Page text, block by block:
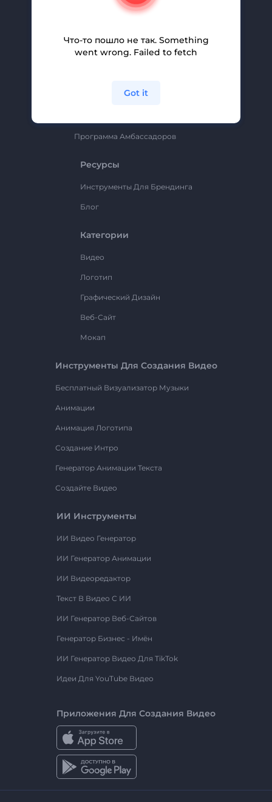
Помощь И Поддержка
Партнерская Программа
Политика Конфиденциальности
Программа Амбассадоров
Ресурсы
Инструменты Для Брендинга
Блог
Категории
Видео
Логотип
Графический Дизайн
Веб-Сайт
Мокап
Инструменты Для Создания Видео
Бесплатный Визуализатор Музыки
Анимации
Анимация Логотипа
Создание Интро
Генератор Анимации Текста
Создайте Видео
ИИ Инструменты
ИИ Видео Генератор
ИИ Генератор Анимации
ИИ Видеоредактор
Текст В Видео С ИИ
ИИ Генератор Веб-Сайтов
Генератор Бизнес - Имён
ИИ Генератор Видео Для TikTok
Идеи Для YouTube Видео
Приложения Для Создания Видео
Что-то пошло не так. Something
went wrong. Failed to fetch
Got it